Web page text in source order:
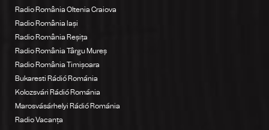
Radio România Oltenia Craiova
Radio România Iași
Radio România Reșița
Radio România Târgu Mureș
Radio România Timișoara
Bukaresti Rádió Románia
Kolozsvári Rádió Románia
Marosvásárhelyi Rádió Románia
Radio Vacanța